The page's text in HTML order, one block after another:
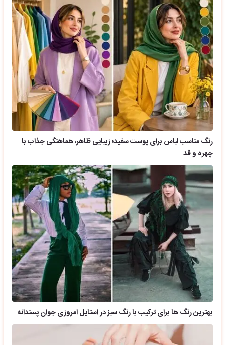
رنگ مناسب لباس برای پوست سفید؛ زیبایی ظاهر، هماهنگی جذاب با
چهره و قد
بهترین رنگ ها برای ترکیب با رنگ سبز در استایل امروزی جوان پسندانه